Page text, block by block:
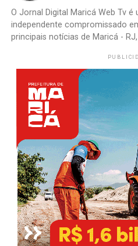
O Jornal Digital Maricá Web Tv
independente compromissado
principais notícias de Maricá -